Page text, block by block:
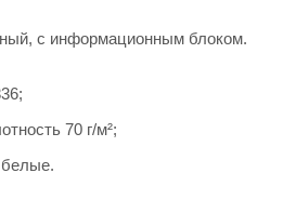
с информационным блоком.
70 г/м²;